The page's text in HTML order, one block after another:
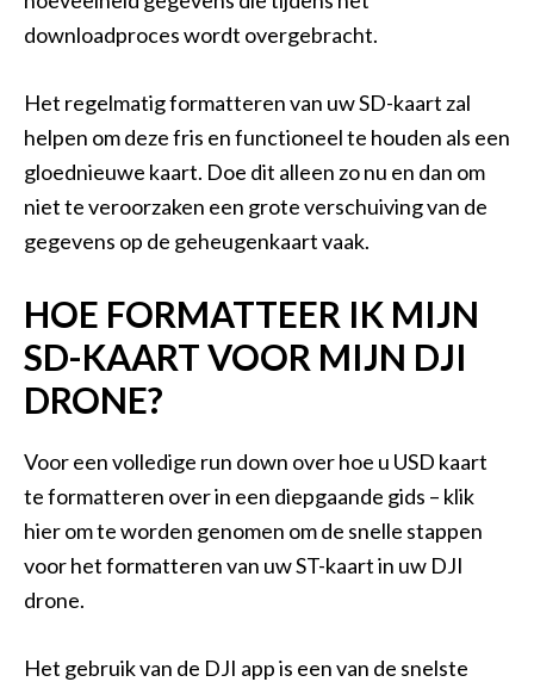
downloadproces wordt overgebracht.
Het regelmatig formatteren van uw SD-kaart zal
helpen om deze fris en functioneel te houden als een
gloednieuwe kaart. Doe dit alleen zo nu en dan om
niet te veroorzaken een grote verschuiving van de
gegevens op de geheugenkaart vaak.
HOE FORMATTEER IK MIJN
SD-KAART VOOR MIJN DJI
DRONE?
Voor een volledige run down over hoe u USD kaart
te formatteren over in een diepgaande gids – klik
hier om te worden genomen om de snelle stappen
voor het formatteren van uw ST-kaart in uw DJI
drone.
Het gebruik van de DJI app is een van de snelste